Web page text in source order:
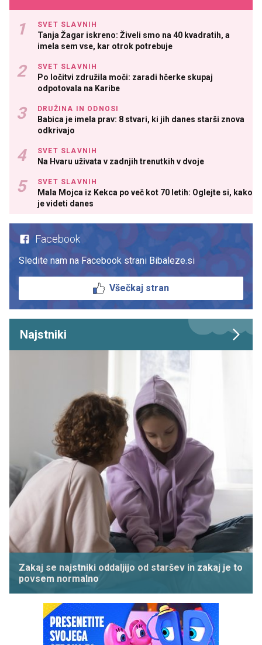
SVET SLAVNIH
Tanja Žagar iskreno: Živeli smo na 40 kvadratih, a
imela sem vse, kar otrok potrebuje
SVET SLAVNIH
Po ločitvi združila moči: zaradi hčerke skupaj
odpotovala na Karibe
DRUŽINA IN ODNOSI
Babica je imela prav: 8 stvari, ki jih danes starši znova
odkrivajo
SVET SLAVNIH
Na Hvaru uživata v zadnjih trenutkih v dvoje
SVET SLAVNIH
Mala Mojca iz Kekca po več kot 70 letih: Oglejte si, kako
je videti danes
Facebook
Sledite nam na Facebook strani Bibaleze.si
Všečkaj stran
Najstniki
Zakaj se najstniki oddaljijo od staršev in zakaj je to
povsem normalno